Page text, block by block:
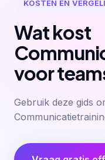
KOSTEN EN
Wat kost
voor
Gebruik deze gids